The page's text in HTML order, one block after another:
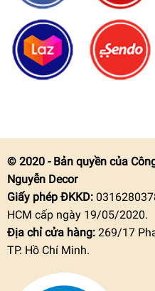
© 2020 - Bản quyền của
Nguyễn Decor
Giấy phép ĐKKD:
HCM cấp ngày 19/05/2020.
Địa chỉ cửa hàng: 269/17
TP. Hồ Chí Minh.